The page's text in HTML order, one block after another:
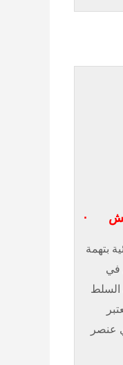
·
قفصة الابتدائية بتهمة
في
السلط
عنصر